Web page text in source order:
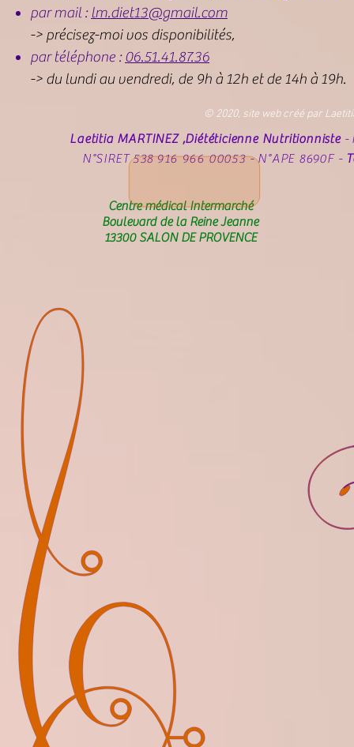
par mail : lm.diet13@gmail.com
-> précisez-moi vos disponibilités,
par téléphone :06.51.41.87.36
-> du lundi au vendredi, de 9h à 12h et de 14h à 19h.
© 2020, site web créé par
Laetitia MARTINEZ ,Diététicienne Nutritionniste-
N°SIRET 538 916 966 00053 - N°APE 8690F -
Centre médical Intermarché
Boulevard de la Reine Jeanne
13300 SALON DE PROVENCE